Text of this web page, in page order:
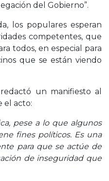
del Gobierno”.
los populares esperan
competentes, que
todos, en especial para
que se están viendo
un manifiesto al
el acto:
pese a lo que algunos
fines políticos. Es una
para que se actúe de
de inseguridad que